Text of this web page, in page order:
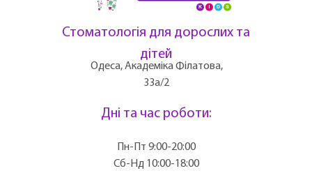
Дні та час роботи:
Пн-Пт 9:00-20:00
Сб-Нд 10:00-18:00
Стоматологія для дорослих та
дітей
Одеса, Академіка Філатова,
33а/2